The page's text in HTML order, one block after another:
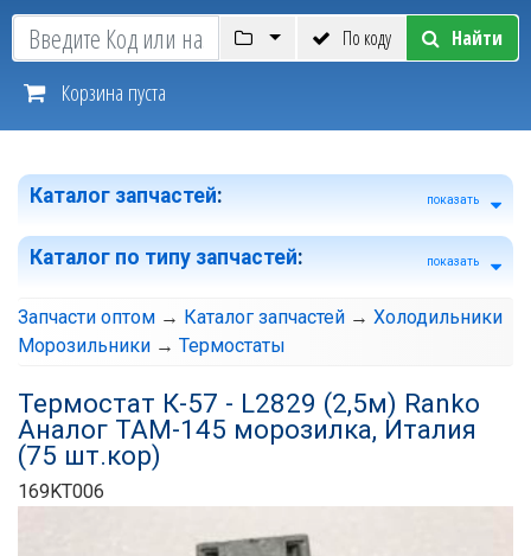
По коду Найти
Корзина пуста
Каталог запчастей: показать
Каталог по типу запчастей: показать
Запчасти оптом → Каталог запчастей → Холодильники
Морозильники → Термостаты
Термостат К-57 - L2829 (2,5м) Ranko
Аналог ТАМ-145 морозилка, Италия
(75 шт.кор)
169KT006